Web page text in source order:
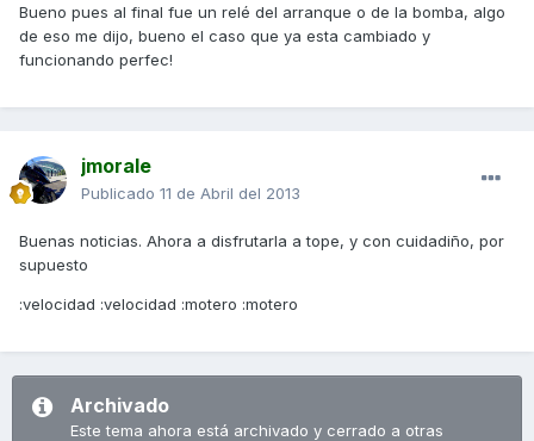
Bueno pues al final fue un relé del arranque o de la bomba, algo
de eso me dijo, bueno el caso que ya esta cambiado y
funcionando perfec!
jmorale
Publicado 11 de Abril del 2013
Buenas noticias. Ahora a disfrutarla a tope, y con cuidadiño, por
supuesto
:velocidad :velocidad :motero :motero
Archivado
Este tema ahora está archivado y cerrado a otras